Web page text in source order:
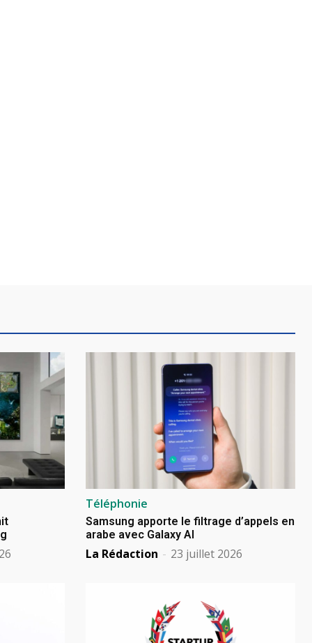
Téléphonie
Samsung apporte le filtrage d’appels en
arabe avec Galaxy AI
La Rédaction - 23 juillet 2026